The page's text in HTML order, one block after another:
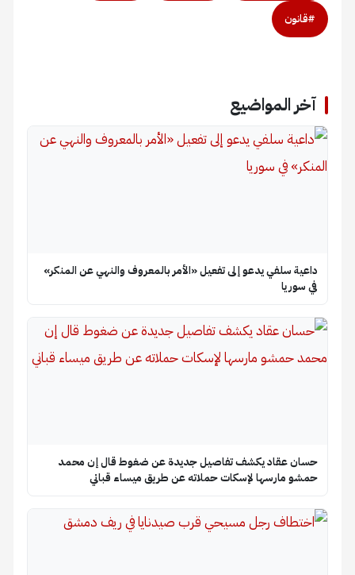
#قانون
آخر المواضيع
داعية سلفي يدعو إلى تفعيل «الأمر بالمعروف والنهي عن المنكر»
في سوريا
حسان عقاد يكشف تفاصيل جديدة عن ضغوط قال إن محمد
حمشو مارسها لإسكات حملاته عن طريق ميساء قباني